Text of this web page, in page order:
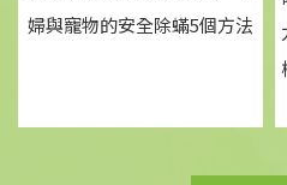
婦與寵物的安全除蟎5個方法